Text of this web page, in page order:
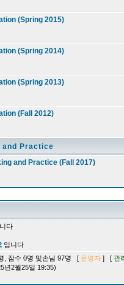
(Spring 2015)
(Spring 2014)
(Spring 2013)
(Fall 2012)
and Practice
and Practice (Fall 2017)
다
입니다
, 잠수 0명 및손님 97명 [ 운영자 ] [ 관
년2월25일 19:35)